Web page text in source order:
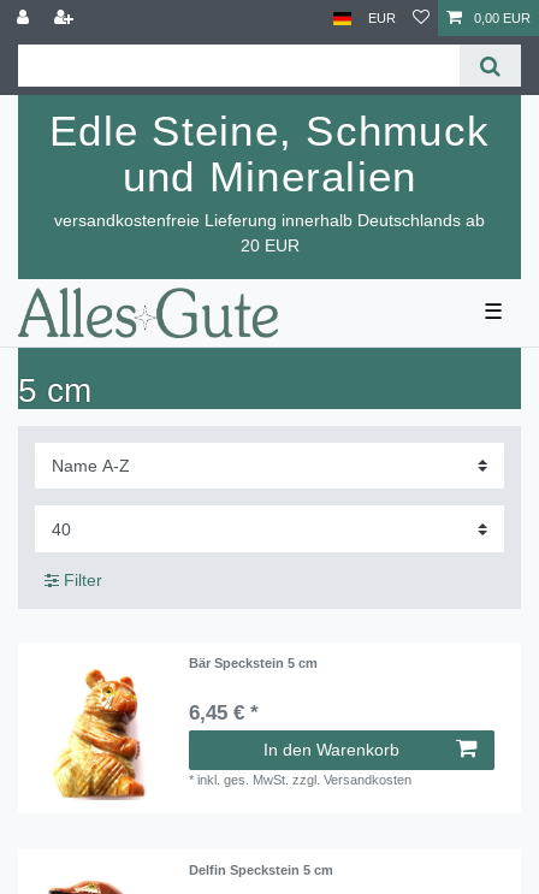
EUR 0,00 EUR
Edle Steine, Schmuck
und Mineralien
versandkostenfreie Lieferung innerhalb Deutschlands ab
20 EUR
☰
5 cm
Filter
Bär Speckstein 5 cm
6,45 € *
In den Warenkorb
*inkl. ges. MwSt. zzgl.Versandkosten
Delfin Speckstein 5 cm